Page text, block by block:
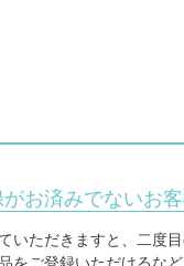
お済みでないお
いただきますと、二度